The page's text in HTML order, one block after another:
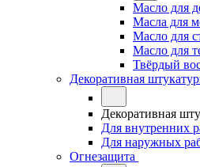
Масло для
Масла для
Масло для
Масло для
Твёрдый
Декоративная
Декоративная
Для внутренних
Для наружных
Огнезащита